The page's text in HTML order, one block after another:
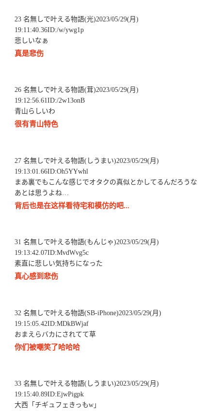
23 名無しで叶える物語(光)2023/05/29(月)
19:11:40.36ID:/w/ywg1p
悲しいなぁ
真是悲伤
26 名無しで叶える物語(茸)2023/05/29(月)
19:12:56.61ID:/2w13onB
青山らしいわ
很有青山特色
27 名無しで叶える物語(しうまい)2023/05/29(月)
19:13:01.66ID:Oh5YYwhl
まあ裏でもこんな感じでオタクの真似とかしてるんだろうな
あとは思うよね…
背后也是在这样看待宅和模仿的吧...
31 名無しで叶える物語(もんじゃ)2023/05/29(月)
19:13:42.07ID:MvdWvg5c
素直に悲しい気持ちになった
真心感到悲伤
32 名無しで叶える物語(SB-iPhone)2023/05/29(月)
19:15:05.42ID:MDkBWjaf
おまえらバカにされてて草
你们被嘲笑了哈哈哈
33 名無しで叶える物語(しうまい)2023/05/29(月)
19:15:40.89ID:EjwPigpk
大西「チギュフェきっもw」